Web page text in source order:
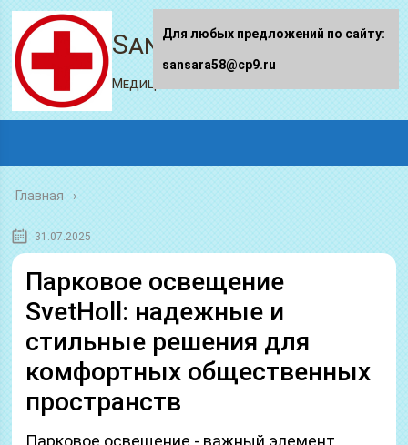
Sansara58.ru
Медицинский портал
Главная
31.07.2025
Парковое освещение
SvetHoll: надежные и
стильные решения для
комфортных общественных
пространств
Парковое освещение - важный элемент
Для любых предложений по сайту:
sansara58@cp9.ru